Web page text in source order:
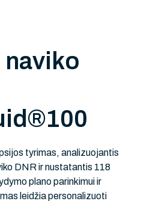
navi ko
id®100
tyrimas, analizuojantis
DNR ir nustatantis 118
plano parinkimui ir
leidžia personalizuoti